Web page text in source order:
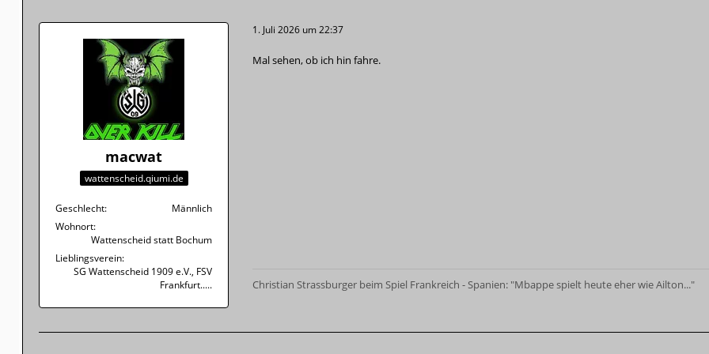
macwat
wattenscheid.qiumi.de
Geschlecht
Männlich
Wohnort
Wattenscheid statt Bochum
Lieblingsverein
SG Wattenscheid 1909 e.V., FSV
Frankfurt.....
1. Juli 2026 um 22:37
Mal sehen, ob ich hin fahre.
Christian Strassburger beim Spiel Frankreich - Spanien: "Mbappe spielt heute eher wie Ailton..."